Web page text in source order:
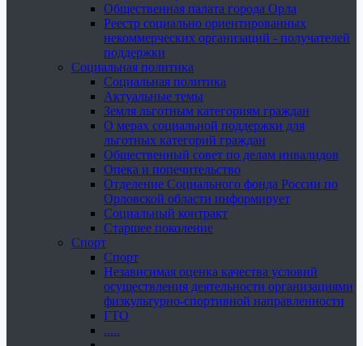
Общественная палата города Орла
Реестр социально ориентированных
некоммерческих организаций - получателей
поддержки
Социальная политика
Социальная политика
Актуальные темы
Земля льготным категориям граждан
О мерах социальной поддержки для
льготных категорий граждан
Общественный совет по делам инвалидов
Опека и попечительство
Отделение Социального фонда России по
Орловской области информирует
Социальный контракт
Старшее поколение
Спорт
Спорт
Независимая оценка качества условий
осуществления деятельности организациями
физкультурно-спортивной направленности
ГТО
.....